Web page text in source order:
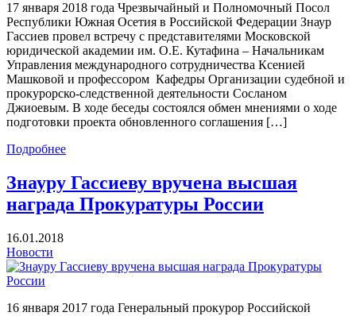
17 января 2018 года Чрезвычайный и Полномочный Посол
Республики Южная Осетия в Российской Федерации Знаур
Гассиев провел встречу с представителями Московской
юридической академии им. О.Е. Кутафина – Начальникам
Управления международного сотрудничества Ксенией
Машковой и профессором Кафедры Организации судебной и
прокурорско-следственной деятельности Сосланом
Джиоевым. В ходе беседы состоялся обмен мнениями о ходе
подготовки проекта обновленного соглашения […]
Подробнее
Знауру Гассиеву вручена высшая
награда Прокуратуры России
16.01.2018
Новости
16 января 2017 года Генеральный прокурор Российской